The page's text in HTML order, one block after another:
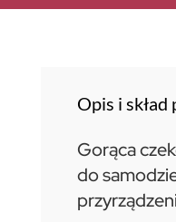
Opis i
Gorąca
do